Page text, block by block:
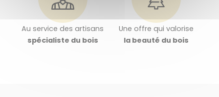
Au service des artisans
spécialiste du bois
Une offre qui valorise
la beauté du bois